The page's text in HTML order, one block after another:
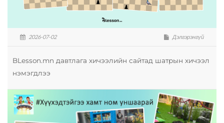
2026-07-02 Дэлгэрэнгүй
BLesson.mn давтлага хичээлийн сайтад шатрын хичээл
нэмэгдлээ